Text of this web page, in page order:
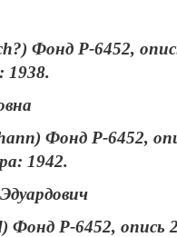
Фонд Р-6452,
1938.
Фонд Р-6452,
1942.
Фонд Р-6452, опись